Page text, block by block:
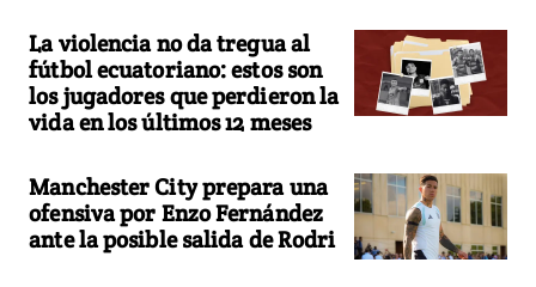
La violencia no da tregua al
fútbol ecuatoriano: estos son
los jugadores que perdieron la
vida en los últimos 12 meses
Manchester City prepara una
ofensiva por Enzo Fernández
ante la posible salida de Rodri